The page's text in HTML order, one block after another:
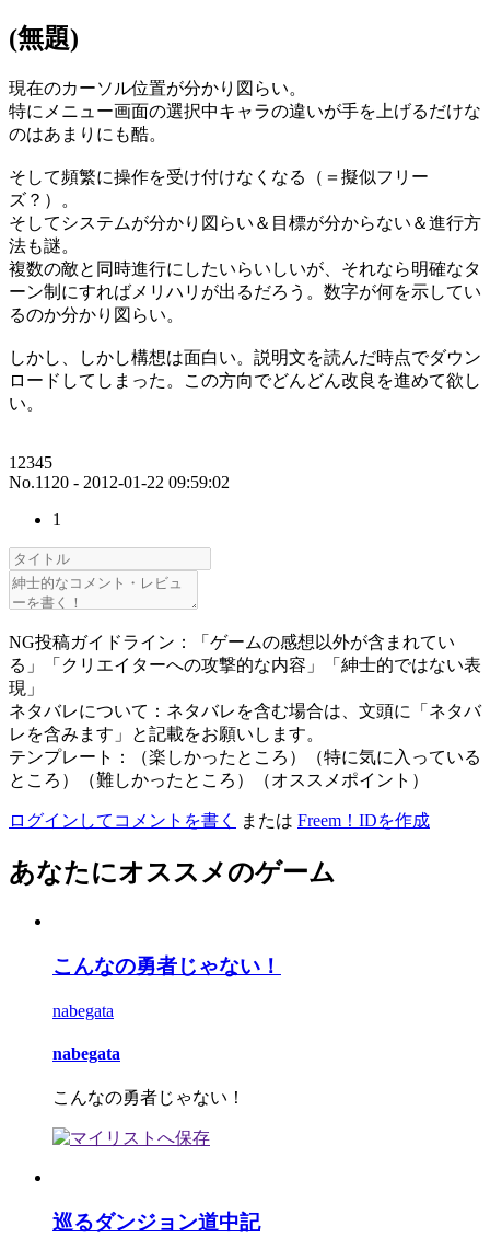
(無題)
現在のカーソル位置が分かり図らい。
特にメニュー画面の選択中キャラの違いが手を上げるだけな
のはあまりにも酷。
そして頻繁に操作を受け付けなくなる（＝擬似フリー
ズ？）。
そしてシステムが分かり図らい＆目標が分からない＆進行方
法も謎。
複数の敵と同時進行にしたいらいしいが、それなら明確なタ
ーン制にすればメリハリが出るだろう。数字が何を示してい
るのか分かり図らい。
しかし、しかし構想は面白い。説明文を読んだ時点でダウン
ロードしてしまった。この方向でどんどん改良を進めて欲し
い。
12345
No.1120 - 2012-01-22 09:59:02
1
NG投稿ガイドライン：「ゲームの感想以外が含まれてい
る」「クリエイターへの攻撃的な内容」「紳士的ではない表
現」
ネタバレについて：ネタバレを含む場合は、文頭に「ネタバ
レを含みます」と記載をお願いします。
テンプレート：（楽しかったところ）（特に気に入っている
ところ）（難しかったところ）（オススメポイント）
ログインしてコメントを書く または Freem！IDを作成
あなたにオススメのゲーム
こんなの勇者じゃない！
nabegata
nabegata
こんなの勇者じゃない！
巡るダンジョン道中記